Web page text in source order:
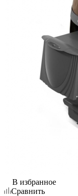
В избранное
Сравнить